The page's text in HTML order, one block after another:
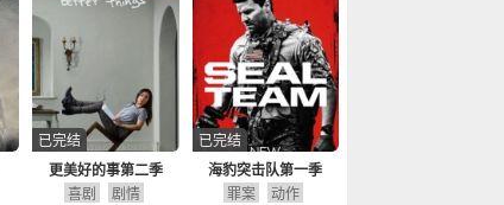
更美好的事第二季
已完结
喜剧 剧情
海豹突击队第一季
已完结
罪案 动作